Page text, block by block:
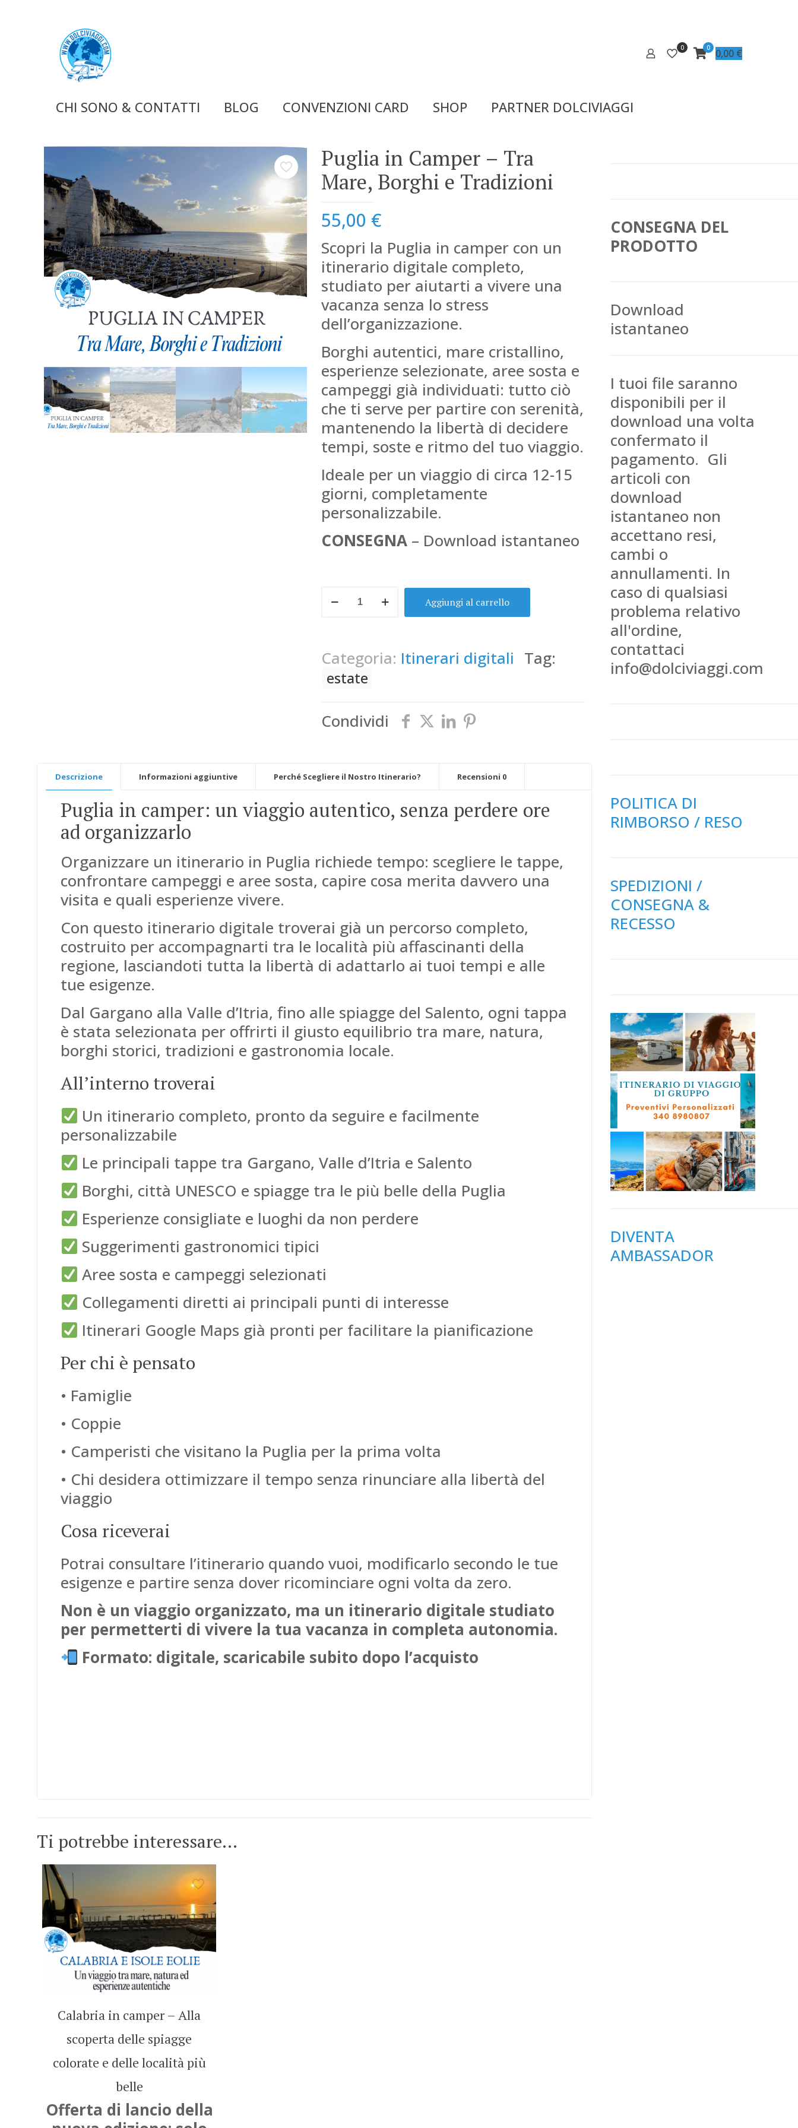
0 0 0,00 €
CHI SONO & CONTATTI BLOG CONVENZIONI CARD SHOP PARTNER DOLCIVIAGGI
Puglia in Camper – Tra
Mare, Borghi e Tradizioni
55,00 €
Scopri la Puglia in camper con un
itinerario digitale completo,
studiato per aiutarti a vivere una
vacanza senza lo stress
dell’organizzazione.
Borghi autentici, mare cristallino,
esperienze selezionate, aree sosta e
campeggi già individuati: tutto ciò
che ti serve per partire con serenità,
mantenendo la libertà di decidere
tempi, soste e ritmo del tuo viaggio.
Ideale per un viaggio di circa 12-15
giorni, completamente
personalizzabile.
CONSEGNA – Download istantaneo
Puglia
–
Tra
Mare,
e
Aggiungi al carrello
Categoria: Itinerari digitali Tag:
estate
Condividi
Descrizione Informazioni aggiuntive Perché Scegliere il Nostro Itinerario? Recensioni 0
Puglia in camper: un viaggio autentico, senza perdere ore
ad organizzarlo
Organizzare un itinerario in Puglia richiede tempo: scegliere le tappe,
confrontare campeggi e aree sosta, capire cosa merita davvero una
visita e quali esperienze vivere.
Con questo itinerario digitale troverai già un percorso completo,
costruito per accompagnarti tra le località più affascinanti della
regione, lasciandoti tutta la libertà di adattarlo ai tuoi tempi e alle
tue esigenze.
Dal Gargano alla Valle d’Itria, fino alle spiagge del Salento, ogni tappa
è stata selezionata per offrirti il giusto equilibrio tra mare, natura,
borghi storici, tradizioni e gastronomia locale.
All’interno troverai
Un itinerario completo, pronto da seguire e facilmente
personalizzabile
Le principali tappe tra Gargano, Valle d’Itria e Salento
Borghi, città UNESCO e spiagge tra le più belle della Puglia
Esperienze consigliate e luoghi da non perdere
Suggerimenti gastronomici tipici
Aree sosta e campeggi selezionati
Collegamenti diretti ai principali punti di interesse
Itinerari Google Maps già pronti per facilitare la pianificazione
Per chi è pensato
• Famiglie
• Coppie
• Camperisti che visitano la Puglia per la prima volta
• Chi desidera ottimizzare il tempo senza rinunciare alla libertà del
viaggio
Cosa riceverai
Potrai consultare l’itinerario quando vuoi, modificarlo secondo le tue
esigenze e partire senza dover ricominciare ogni volta da zero.
Non è un viaggio organizzato, ma un itinerario digitale studiato
per permetterti di vivere la tua vacanza in completa autonomia.
Formato: digitale, scaricabile subito dopo l’acquisto
Ti potrebbe interessare…
Calabria in camper – Alla
scoperta delle spiagge
colorate e delle località più
belle
Offerta di lancio della
CONSEGNA DEL
PRODOTTO
Download
istantaneo
I tuoi file saranno
disponibili per il
download una volta
confermato il
pagamento. Gli
articoli con
download
istantaneo non
accettano resi,
cambi o
annullamenti. In
caso di qualsiasi
problema relativo
all'ordine,
contattaci
info@dolciviaggi.com
POLITICA DI
RIMBORSO / RESO
SPEDIZIONI /
CONSEGNA &
RECESSO
DIVENTA
AMBASSADOR